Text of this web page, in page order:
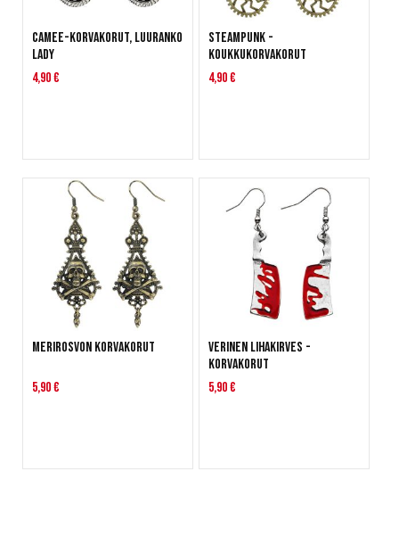
Camee-korvakorut, Luuranko
Lady
4,90 €
Steampunk -
koukkukorvakorut
4,90 €
Merirosvon korvakorut
5,90 €
Verinen lihakirves -
korvakorut
5,90 €